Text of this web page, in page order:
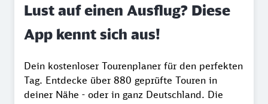
Lust auf einen Ausflug? Diese
App kennt sich aus!
Dein kostenloser Tourenplaner für den perfekten
Tag. Entdecke über 880 geprüfte Touren in
deiner Nähe - oder in ganz Deutschland. Die